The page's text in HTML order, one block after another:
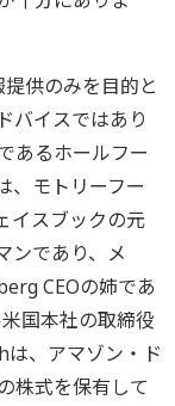
供のみを目的と
バイスではあり
あるホールフー
、モトリーフー
イスブックの元
ンであり、メ
CEOの姉であ
国本社の取締役
は、アマゾン・ド
株式を保有して